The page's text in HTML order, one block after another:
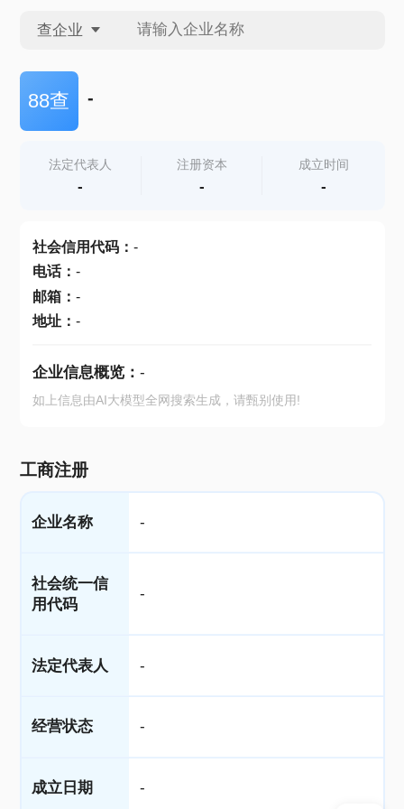
查企业
查企业
查产地
88查 -
法定代表人
-
注册资本
-
成立时间
-
社会信用代码： -
电话： -
邮箱： -
地址： -
企业信息概览： -
如上信息由AI大模型全网搜索生成，请甄别使用!
工商注册
企业名称 -
社会统一信
用代码
-
法定代表人 -
经营状态 -
成立日期 -